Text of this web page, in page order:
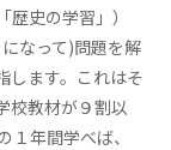
史の学習」）
なって)問題を解
します。これはそ
校教材が９割以
年間学べば、